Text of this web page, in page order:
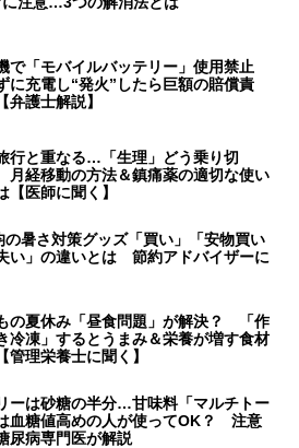
で「モバイルバッテリー」使用禁止
に充電し“発火”したら巨額の賠償責
弁護士解説】
行と重なる…「生理」どう乗り切
経移動の方法＆鎮痛薬の適切な使い
【医師に聞く】
の暑さ対策グッズ「買い」「安物買い
い」の違いとは 節約アドバイザーに
の夏休み「昼食問題」が解決？ 「作
冷凍」するとうまみ＆栄養が増す食材
管理栄養士に聞く】
ーは砂糖の半分…甘味料「マルチトー
血糖値高めの人が使ってOK？ 注意
尿病専門医が解説